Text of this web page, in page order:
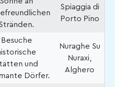
Spiaggia di
Porto Pino
Besuche
und
Dörfer.
Nuraghe Su
Nuraxi,
Alghero